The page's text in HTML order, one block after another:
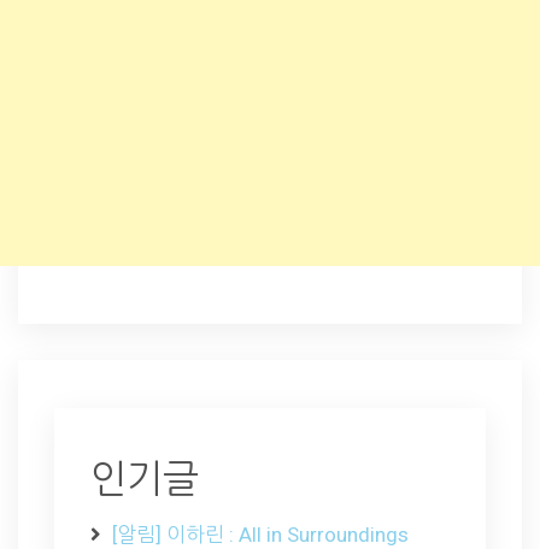
인기글
[알림] 이하린 : All in Surroundings